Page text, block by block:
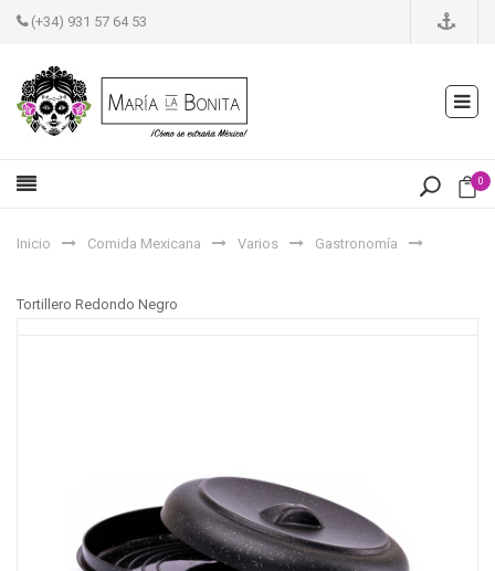
(+34) 931 57 64 53
0
Inicio Comida Mexicana Varios Gastronomía
Tortillero Redondo Negro